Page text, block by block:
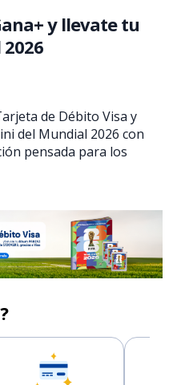
y llevate tu
de Débito Visa y
del Mundial 2026 con
pensada para los